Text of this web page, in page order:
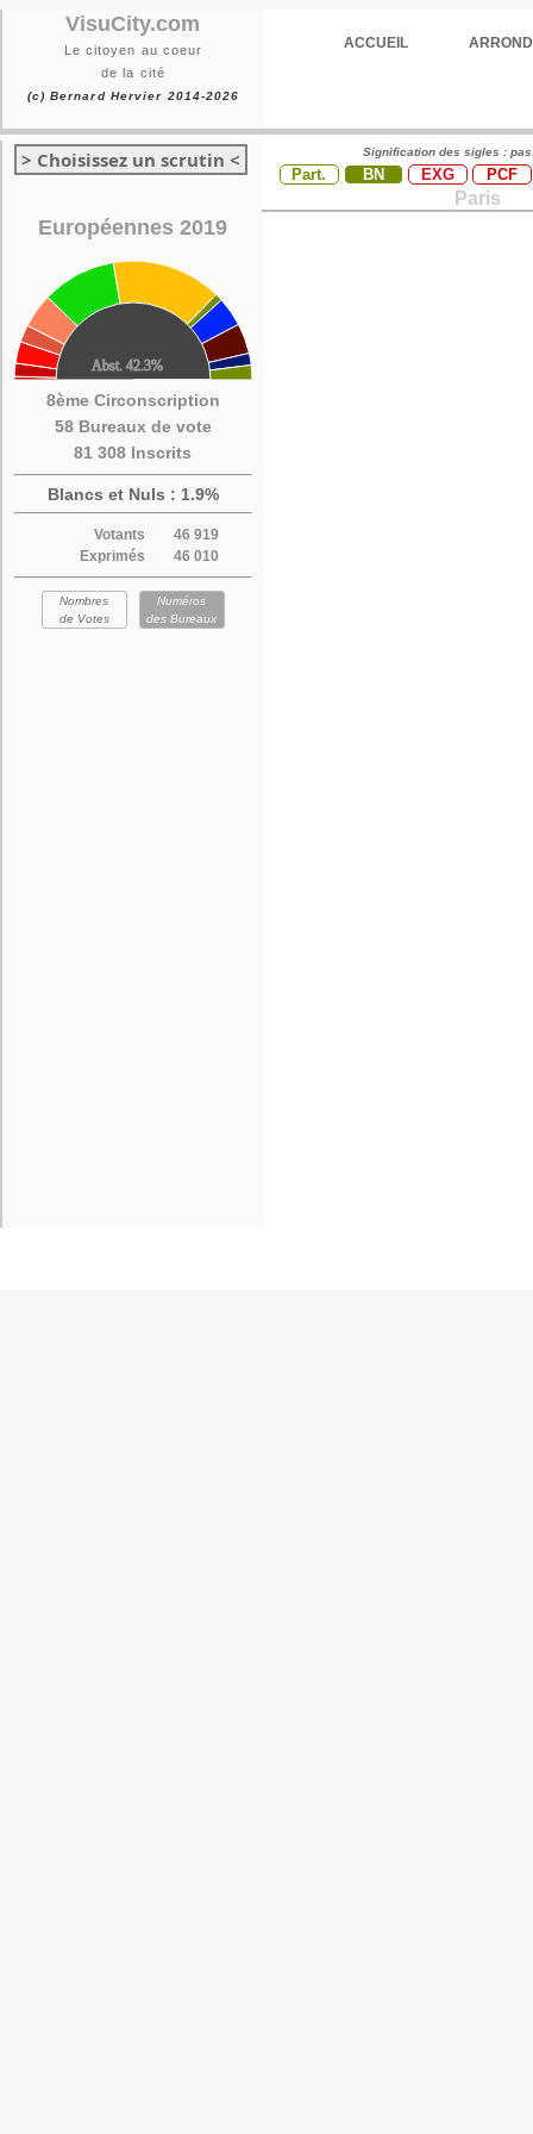
VisuCity.com
Le citoyen au coeur
de la cité
(c) Bernard Hervier 2014-2026
ACCUEIL
> Choisissez un scrutin <
Européennes 2019
8ème Circonscription
58 Bureaux de vote
81 308 Inscrits
Blancs et Nuls : 1.9%
Votants
46 919
Exprimés
46 010
Nombres
de Votes
Numéros
des Bureaux
Signification des sigles :
Part. BN EXG PCF
Paris